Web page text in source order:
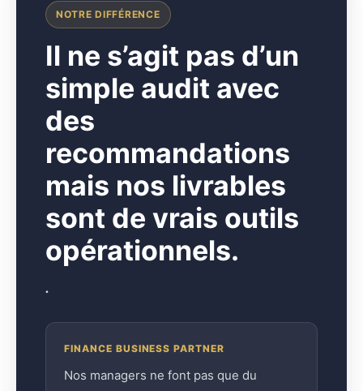
NOTRE DIFFÉRENCE
Il ne s’agit pas d’un
simple audit avec
des
recommandations
mais nos livrables
sont de vrais outils
opérationnels.
.
FINANCE BUSINESS PARTNER
Nos managers ne font pas que du